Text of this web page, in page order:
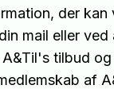
der
mail eller
tilbud
af